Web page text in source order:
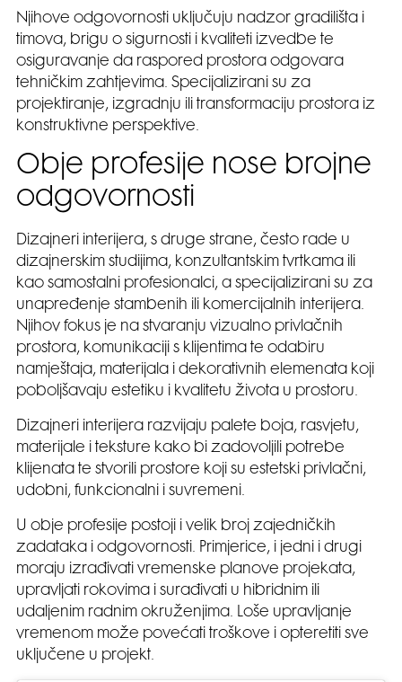
Njihove odgovornosti uključuju nadzor gradilišta i
timova, brigu o sigurnosti i kvaliteti izvedbe te
osiguravanje da raspored prostora odgovara
tehničkim zahtjevima. Specijalizirani su za
projektiranje, izgradnju ili transformaciju prostora iz
konstruktivne perspektive.
Obje profesije nose brojne
odgovornosti
Dizajneri interijera, s druge strane, često rade u
dizajnerskim studijima, konzultantskim tvrtkama ili
kao samostalni profesionalci, a specijalizirani su za
unapređenje stambenih ili komercijalnih interijera.
Njihov fokus je na stvaranju vizualno privlačnih
prostora, komunikaciji s klijentima te odabiru
namještaja, materijala i dekorativnih elemenata koji
poboljšavaju estetiku i kvalitetu života u prostoru.
Dizajneri interijera razvijaju palete boja, rasvjetu,
materijale i teksture kako bi zadovoljili potrebe
klijenata te stvorili prostore koji su estetski privlačni,
udobni, funkcionalni i suvremeni.
U obje profesije postoji i velik broj zajedničkih
zadataka i odgovornosti. Primjerice, i jedni i drugi
moraju izrađivati vremenske planove projekata,
upravljati rokovima i surađivati u hibridnim ili
udaljenim radnim okruženjima. Loše upravljanje
vremenom može povećati troškove i opteretiti sve
uključene u projekt.